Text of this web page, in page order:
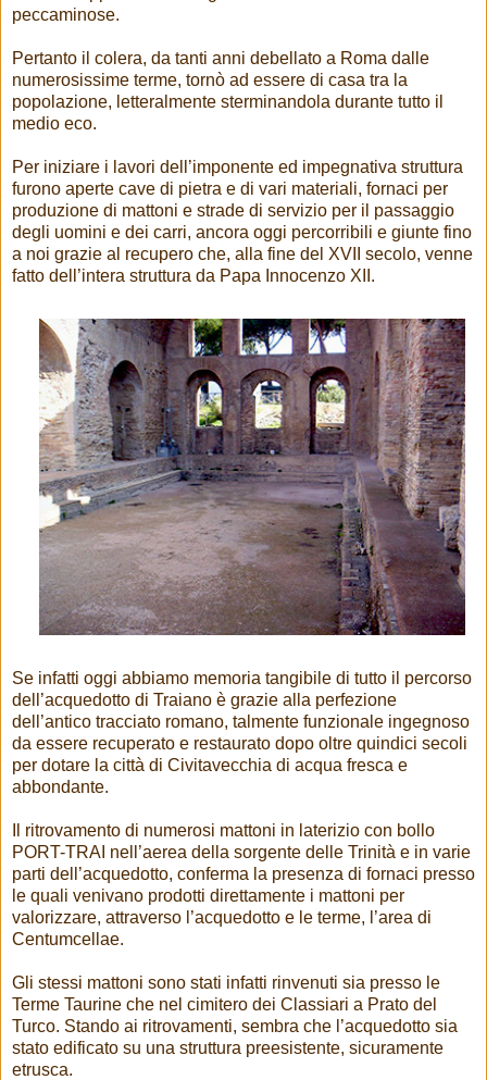
peccaminose.
Pertanto il colera, da tanti anni debellato a Roma dalle
numerosissime terme, tornò ad essere di casa tra la
popolazione, letteralmente sterminandola durante tutto il
medio eco.
Per iniziare i lavori dell’imponente ed impegnativa struttura
furono aperte cave di pietra e di vari materiali, fornaci per
produzione di mattoni e strade di servizio per il passaggio
degli uomini e dei carri, ancora oggi percorribili e giunte fino
a noi grazie al recupero che, alla fine del XVII secolo, venne
fatto dell’intera struttura da Papa Innocenzo XII.
Se infatti oggi abbiamo memoria tangibile di tutto il percorso
dell’acquedotto di Traiano è grazie alla perfezione
dell’antico tracciato romano, talmente funzionale ingegnoso
da essere recuperato e restaurato dopo oltre quindici secoli
per dotare la città di Civitavecchia di acqua fresca e
abbondante.
Il ritrovamento di numerosi mattoni in laterizio con bollo
PORT-TRAI nell’aerea della sorgente delle Trinità e in varie
parti dell’acquedotto, conferma la presenza di fornaci presso
le quali venivano prodotti direttamente i mattoni per
valorizzare, attraverso l’acquedotto e le terme, l’area di
Centumcellae.
Gli stessi mattoni sono stati infatti rinvenuti sia presso le
Terme Taurine che nel cimitero dei Classiari a Prato del
Turco. Stando ai ritrovamenti, sembra che l’acquedotto sia
stato edificato su una struttura preesistente, sicuramente
etrusca.